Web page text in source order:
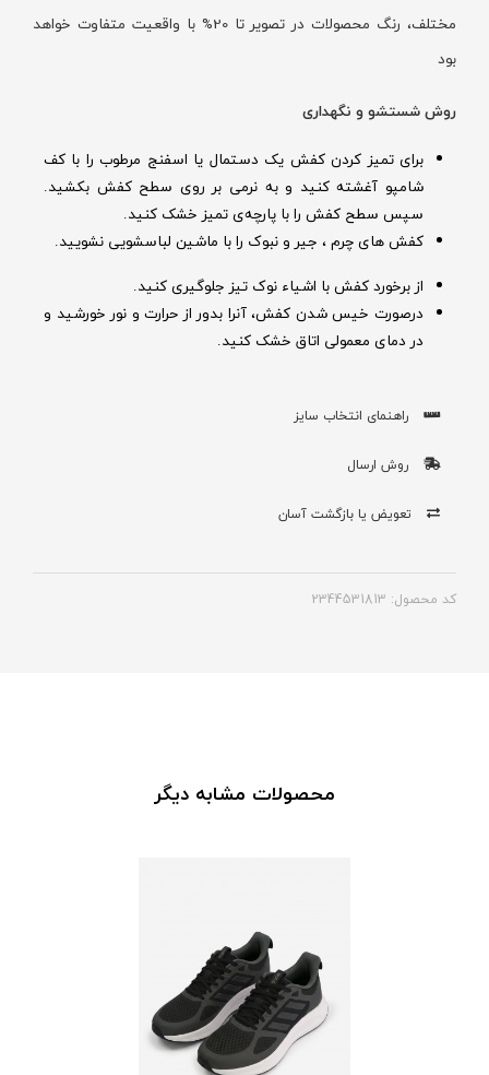
مختلف، رنگ محصولات در تصویر تا 20% با واقعیت متفاوت خواهد
بود
روش شستشو و نگهداری
برای تمیز کردن کفش یک دستمال یا اسفنج مرطوب را با کف
شامپو آغشته کنید و به نرمی بر روی سطح کفش بکشید.
سپس سطح کفش را با پارچه‌ی تمیز خشک کنید.
کفش های چرم ، جیر و نبوک را با ماشین لباسشویی نشویید.
از برخورد کفش با اشیاء نوک تیز جلوگیری کنید.
درصورت خیس شدن کفش‌، آنرا بدور از حرارت و نور خورشید و
در دمای معمولی اتاق خشک کنید.
راهنمای انتخاب سایز
روش ارسال
تعویض یا بازگشت آسان
کد محصول: 2344531813
محصولات مشابه دیگر